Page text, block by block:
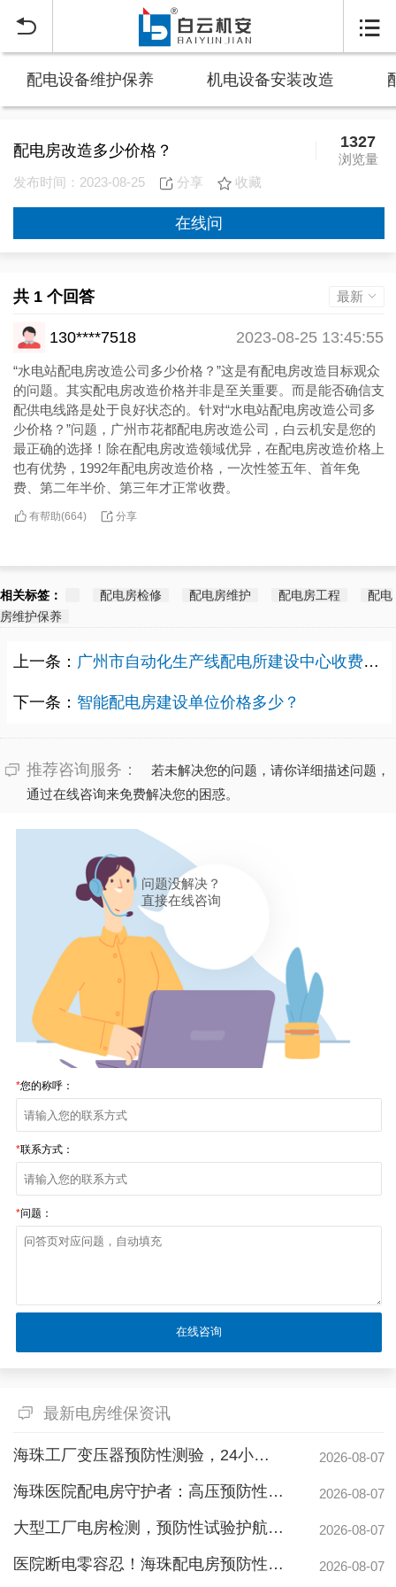
 
配电设备维护保养 机电设备安装改造
配电房改造多少价格？ 1327
浏览量
发布时间：2023-08-25
分享 收藏
在线问
共 1 个回答 最新
130****7518 2023-08-25 13:45:55
“水电站配电房改造公司多少价格？”这是有配电房改造目标观众
的问题。其实配电房改造价格并非是至关重要。而是能否确信支
配供电线路是处于良好状态的。针对“水电站配电房改造公司多
少价格？”问题，广州市花都配电房改造公司，白云机安是您的
最正确的选择！除在配电房改造领域优异，在配电房改造价格上
也有优势，1992年配电房改造价格，一次性签五年、首年免
费、第二年半价、第三年才正常收费。
有帮助(664) 分享
相关标签： 配电房检修 配电房维护 配电房工程
配电
房维护保养
上一条： 广州市自动化生产线配电所建设中心收费多少？
下一条： 智能配电房建设单位价格多少？
推荐咨询服务：
若未解决您的问题，请你详细描述问题，
通过在线咨询来免费解决您的困惑。
问题没解决？
直接在线咨询
*您的称呼：
*联系方式：
*问题：
最新电房维保资讯
海珠工厂变压器预防性测验，24小时生产不断电的守护神 2026-08-07
海珠医院配电房守护者：高压预防性试验如何规避呼吸机停摆风险 2026-08-07
大型工厂电房检测，预防性试验护航24h连续生产 2026-08-07
医院断电零容忍！海珠配电房预防性检测如何守住生命线？ 2026-08-07